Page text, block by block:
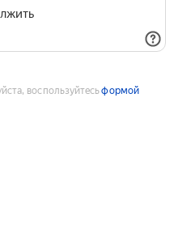
воспользуйтесьформой